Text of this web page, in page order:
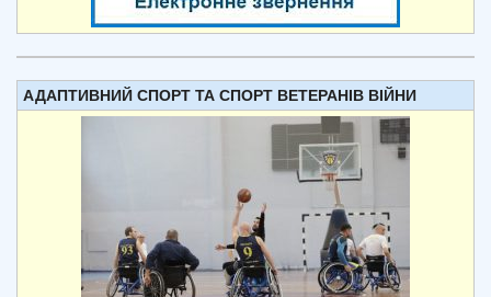
АДАПТИВНИЙ СПОРТ ТА СПОРТ ВЕТЕРАНІВ ВІЙНИ